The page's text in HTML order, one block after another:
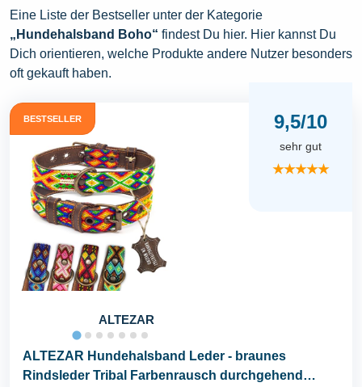
Eine Liste der Bestseller unter der Kategorie
„Hundehalsband Boho“ findest Du hier. Hier kannst Du
Dich orientieren, welche Produkte andere Nutzer besonders
oft gekauft haben.
BESTSELLER
ALTEZAR
9,5/10
sehr gut
★★★★★
ALTEZAR Hundehalsband Leder - braunes
Rindsleder Tribal Farbenrausch durchgehend